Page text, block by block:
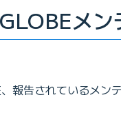
メン
報告されているメン